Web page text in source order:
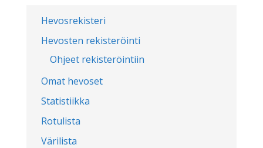
Hevosrekisteri
Hevosten rekisteröinti
Ohjeet rekisteröintiin
Omat hevoset
Statistiikka
Rotulista
Värilista